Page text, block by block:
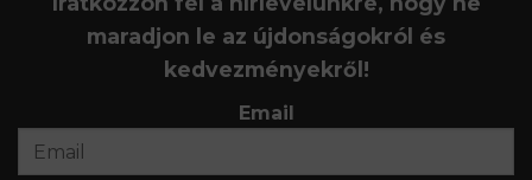
maradjon le az újdonságokról és
kedvezményekről!
Email